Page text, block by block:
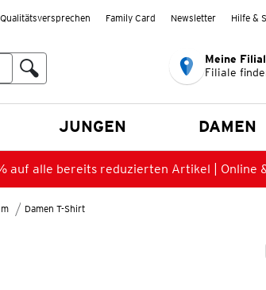
Qualitätsversprechen Family Card Newsletter Hilfe &
Meine
Filiale
JUNGEN DAMEN
auf alle bereits reduzierten Artikel | Online
Damen T-Shirt